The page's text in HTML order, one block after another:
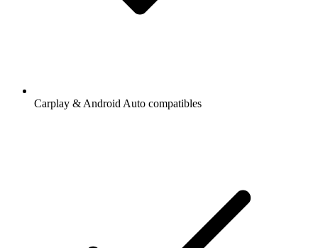
Carplay & Android Auto compatibles